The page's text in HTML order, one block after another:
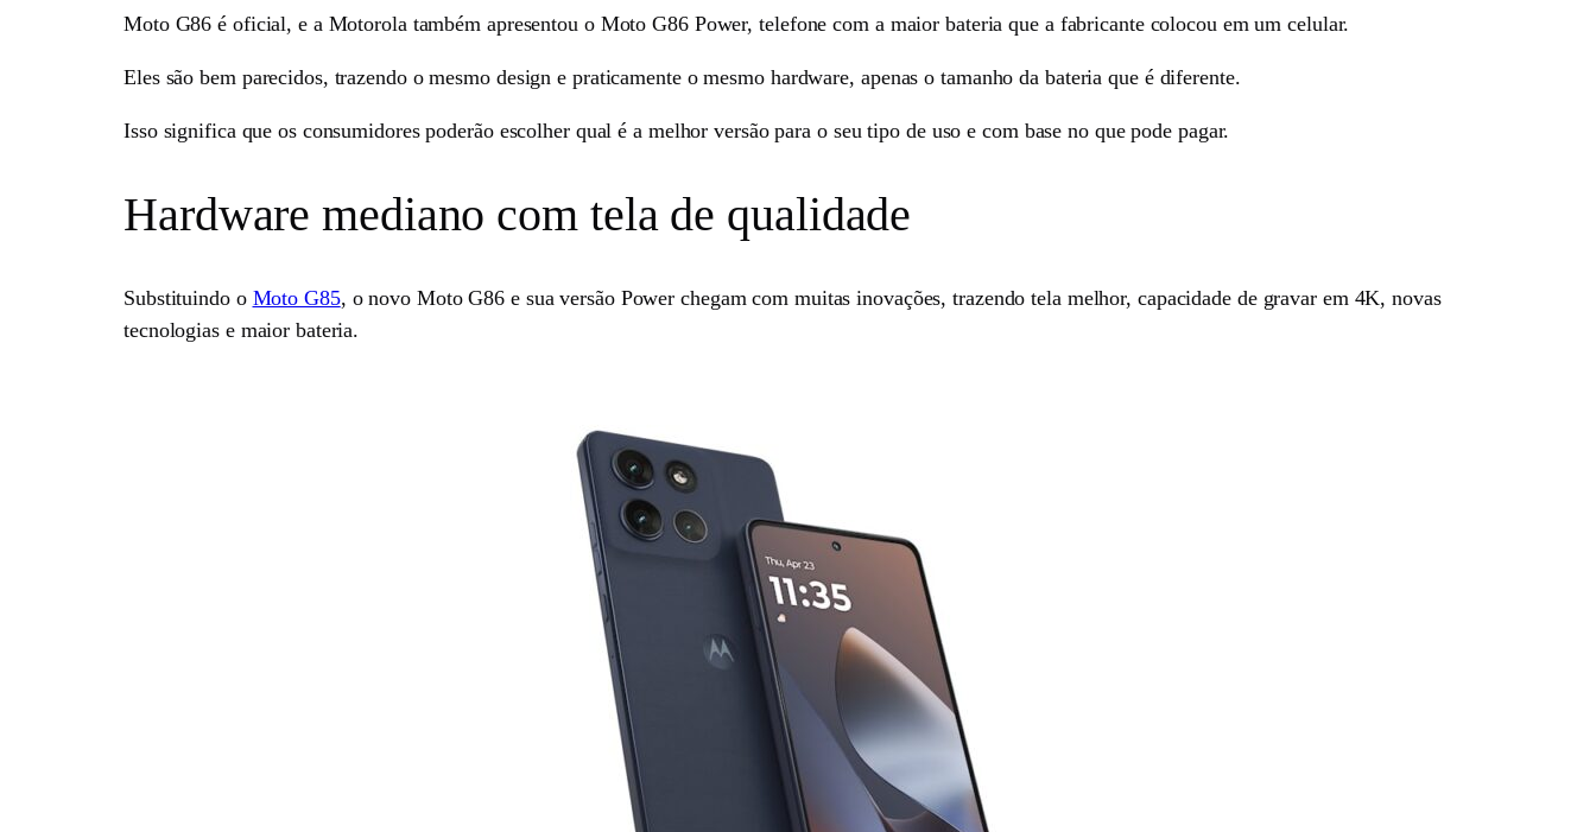
Moto G86 é oficial, e a Motorola também apresentou o Moto G86 Power, telefone com a maior bateria que a fabricante colocou em um celular.
Eles são bem parecidos, trazendo o mesmo design e praticamente o mesmo hardware, apenas o tamanho da bateria que é diferente.
Isso significa que os consumidores poderão escolher qual é a melhor versão para o seu tipo de uso e com base no que pode pagar.
Hardware mediano com tela de qualidade
Substituindo o Moto G85, o novo Moto G86 e sua versão Power chegam com muitas inovações, trazendo tela melhor, capacidade de gravar em 4K, novas
tecnologias e maior bateria.